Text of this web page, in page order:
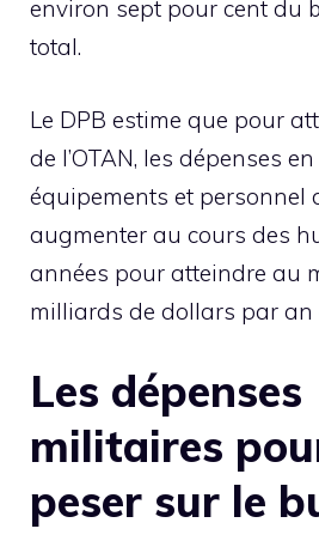
environ sept pour cent du
total.
Le DPB estime que pour
de l’OTAN, les dépenses
équipements et personnel
augmenter au cours des
années pour atteindre au
milliards de dollars par an
Les dépenses
militaires
peser sur le